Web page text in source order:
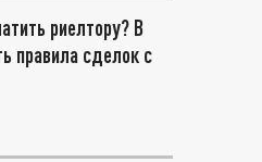
риелтору? В
правила сделок с